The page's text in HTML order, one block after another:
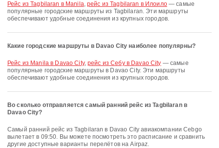
рейс из Tagbilaran в Manila,рейс из Tagbilaran в Илоило— самые
популярные городские маршруты из Tagbilaran. Эти маршруты
обеспечивают удобные соединения из крупных городов.
Какие городские маршруты в Davao City наиболее популярны?
рейс из Manila в Davao City,рейс из Себу в Davao City — самые
популярные городские маршруты в Davao City. Эти маршруты
обеспечивают удобные соединения из крупных городов.
Во сколько отправляется самый ранний рейс из Tagbilaran в
Davao City?
Самый ранний рейс из Tagbilaran в Davao City авиакомпании Cebgo
вылетает в 09:50. Вы можете посмотреть это расписание и сравнить
другие доступные варианты перелётов на Airpaz.